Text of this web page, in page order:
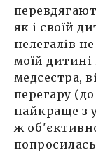
як і своїй
нелегалів
моїй
медсестра,
перегару
найкраще з
ж